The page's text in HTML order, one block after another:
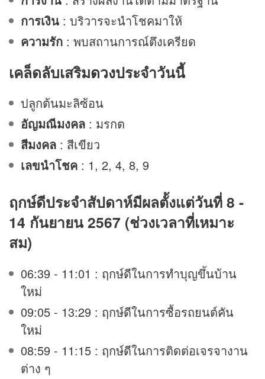
การเงิน : บริวารจะนำโชคมาให้
ความรัก : พบสถานการณ์ตึงเครียด
เคล็ดลับเสริมดวงประจำวันนี้
ปลูกต้นมะลิซ้อน
อัญมณีมงคล : มรกต
สีมงคล : สีเขียว
เลขนำโชค : 1, 2, 4, 8, 9
ฤกษ์ดีประจำสัปดาห์มีผลตั้งแต่วันที่ 8 -
14 กันยายน 2567 (ช่วงเวลาที่เหมาะ
สม)
06:39 - 11:01 : ฤกษ์ดีในการทำบุญขึ้นบ้าน
ใหม่
09:05 - 13:29 : ฤกษ์ดีในการซื้อรถยนต์คัน
ใหม่
08:59 - 11:15 : ฤกษ์ดีในการติดต่อเจรจางาน
ต่าง ๆ